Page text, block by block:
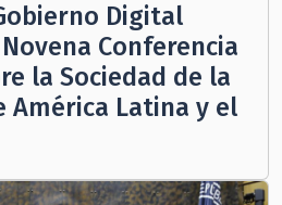
Digital
Conferencia
la Sociedad de la
América Latina y el